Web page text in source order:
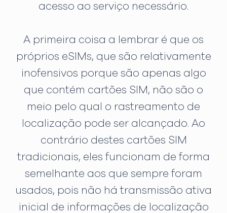
acesso ao serviço necessário.
A primeira coisa a lembrar é que os
próprios eSIMs, que são relativamente
inofensivos porque são apenas algo
que contém cartões SIM, não são o
meio pelo qual o rastreamento de
localização pode ser alcançado. Ao
contrário destes cartões SIM
tradicionais, eles funcionam de forma
semelhante aos que sempre foram
usados, pois não há transmissão ativa
inicial de informações de localização